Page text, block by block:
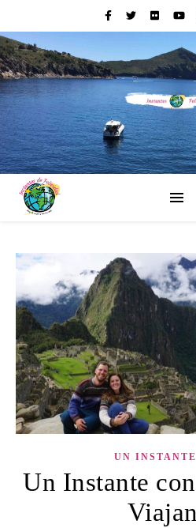
UN
Un Instante